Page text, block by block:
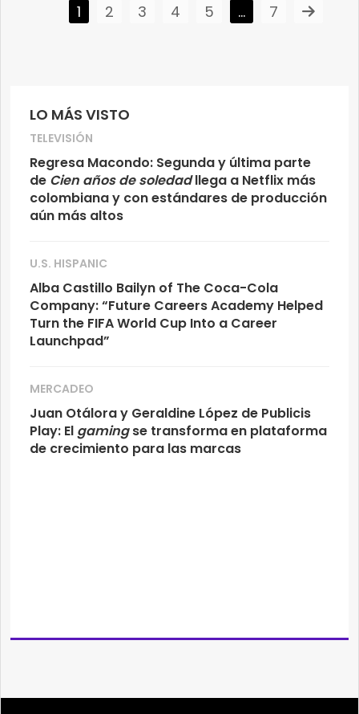
LO MÁS VISTO
TELEVISIÓN
Regresa Macondo: Segunda y última parte
de Cien años de soledadllega a Netflix más
colombiana y con estándares de producción
aún más altos
U.S. HISPANIC
Alba Castillo Bailyn of The Coca-Cola
Company: “Future Careers Academy Helped
Turn the FIFA World Cup Into a Career
Launchpad”
MERCADEO
Juan Otálora y Geraldine López de Publicis
Play: El gamingse transforma en plataforma
de crecimiento para las marcas
1 2 3 4 5 … 7